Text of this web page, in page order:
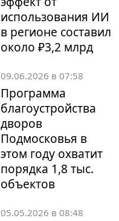
использования ИИ
в регионе составил
около ₽3,2 млрд
09.06.2026 в 07:58
Программа
благоустройства
дворов
Подмосковья в
этом году охватит
порядка 1,8 тыс.
объектов
05.05.2026 в 08:48